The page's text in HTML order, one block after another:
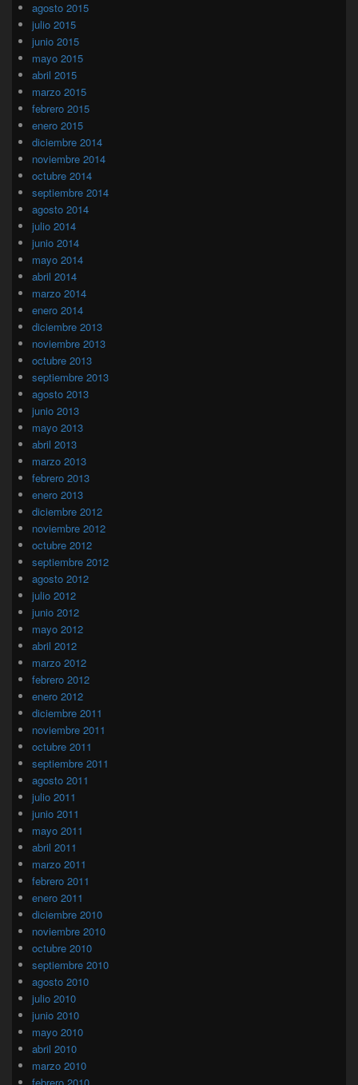
agosto 2015
julio 2015
junio 2015
mayo 2015
abril 2015
marzo 2015
febrero 2015
enero 2015
diciembre 2014
noviembre 2014
octubre 2014
septiembre 2014
agosto 2014
julio 2014
junio 2014
mayo 2014
abril 2014
marzo 2014
enero 2014
diciembre 2013
noviembre 2013
octubre 2013
septiembre 2013
agosto 2013
junio 2013
mayo 2013
abril 2013
marzo 2013
febrero 2013
enero 2013
diciembre 2012
noviembre 2012
octubre 2012
septiembre 2012
agosto 2012
julio 2012
junio 2012
mayo 2012
abril 2012
marzo 2012
febrero 2012
enero 2012
diciembre 2011
noviembre 2011
octubre 2011
septiembre 2011
agosto 2011
julio 2011
junio 2011
mayo 2011
abril 2011
marzo 2011
febrero 2011
enero 2011
diciembre 2010
noviembre 2010
octubre 2010
septiembre 2010
agosto 2010
julio 2010
junio 2010
mayo 2010
abril 2010
marzo 2010